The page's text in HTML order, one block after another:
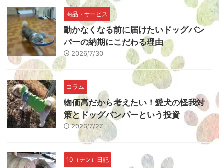
商品・サービス
動かなくなる前に届けたいドッグバン
パーの納期にこだわる理由
2026/7/30
コラム
物価高だから考えたい！愛犬の怪我対
策とドッグバンパーという投資
2026/7/27
10（テン）日記